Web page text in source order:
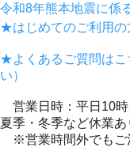
令和8年熊本地震に係
★はじめてのご利用の
★よくあるご質問はこ
い）
営業日時：平日10時
夏季・冬季など休業あ
※営業時間外でもご